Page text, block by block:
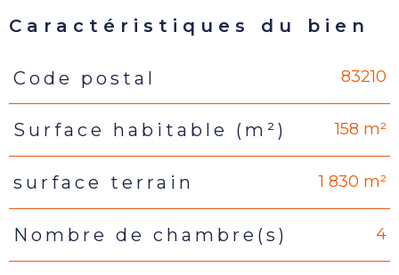
Caractéristiques du bien
Caractéristiques
Code postal 83210
Surface habitable (m²) 158 m²
surface terrain 1 830 m²
Nombre de chambre(s) 4